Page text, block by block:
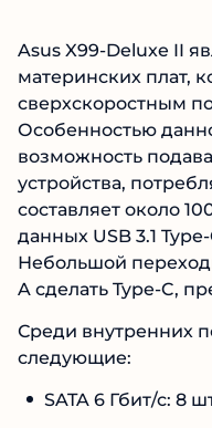
Asus X99-Deluxe II
материнских плат,
сверхскоростным
Особенностью
возможность
устройства,
составляет около
данных USB 3.1
Небольшой
A сделать Type-C,
Среди внутренних
следующие:
SATA 6 Гбит/с: 8